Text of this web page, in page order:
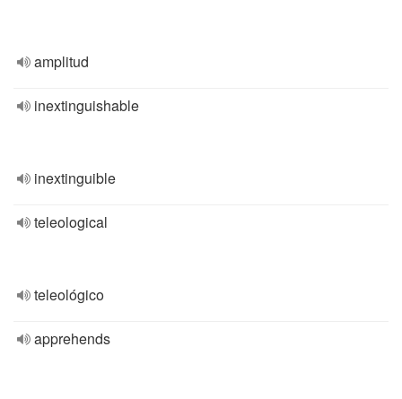
amplitud
inextinguishable
inextinguible
teleological
teleológico
apprehends